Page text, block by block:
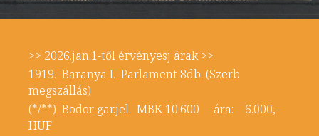
>> 2026.jan.1-től érvényesj árak >>
1919. Baranya I. Parlament 8db. (Szerb
megszállás)
(*/**) Bodor gar.jel. MBK 10.600 ára: 6.000,-
HUF